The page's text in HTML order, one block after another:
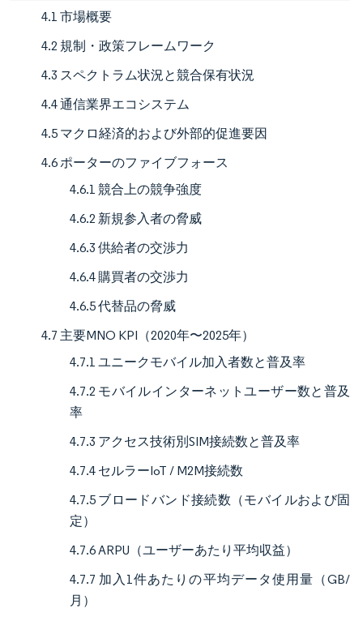
4.1 市場概要
4.2 規制・政策フレームワーク
4.3 スペクトラム状況と競合保有状況
4.4 通信業界エコシステム
4.5 マクロ経済的および外部的促進要因
4.6 ポーターのファイブフォース
4.6.1 競合上の競争強度
4.6.2 新規参入者の脅威
4.6.3 供給者の交渉力
4.6.4 購買者の交渉力
4.6.5 代替品の脅威
4.7 主要MNO KPI（2020年〜2025年）
4.7.1 ユニークモバイル加入者数と普及率
4.7.2 モバイルインターネットユーザー数と普及
率
4.7.3 アクセス技術別SIM接続数と普及率
4.7.4 セルラーIoT / M2M接続数
4.7.5 ブロードバンド接続数（モバイルおよび固
定）
4.7.6 ARPU（ユーザーあたり平均収益）
4.7.7 加入1件あたりの平均データ使用量（GB/
月）